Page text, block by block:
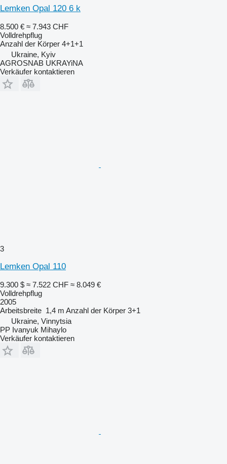
Lemken Opal 120 6 k
8.500 € ≈ 7.943 CHF
Volldrehpflug
Anzahl der Körper 4+1+1
Ukraine, Kyiv
AGROSNAB UKRAYiNA
Verkäufer kontaktieren
3
Lemken Opal 110
9.300 $ ≈ 7.522 CHF ≈ 8.049 €
Volldrehpflug
2005
Arbeitsbreite 1,4 m Anzahl der Körper 3+1
Ukraine, Vinnytsia
PP Ivanyuk Mihaylo
Verkäufer kontaktieren